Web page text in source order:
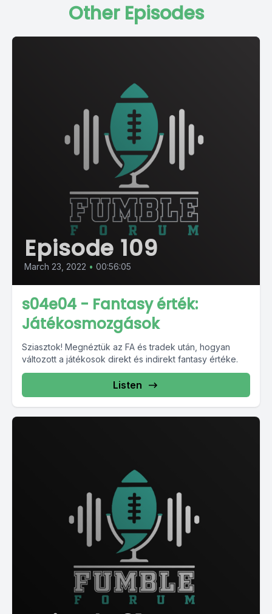
Other Episodes
Episode 109
March 23, 2022 • 00:56:05
s04e04 - Fantasy érték:
Játékosmozgások
Sziasztok! Megnéztük az FA és tradek után, hogyan
változott a játékosok direkt és indirekt fantasy értéke.
Listen